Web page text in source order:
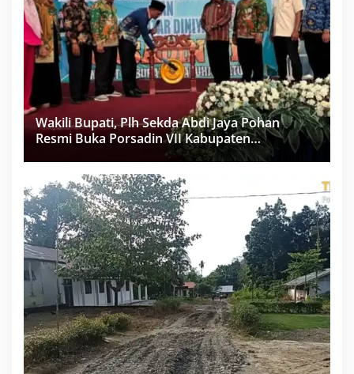
Wakili Bupati, Plh Sekda Abdi Jaya Pohan
Resmi Buka Porsadin VII Kabupaten